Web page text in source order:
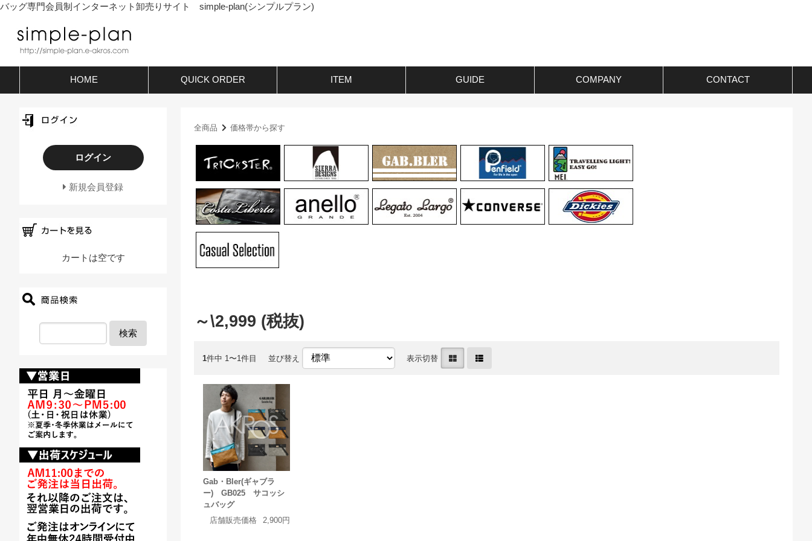
バッグ専門会員制インターネット卸売りサイト simple-plan(シンプルプラン)
HOME QUICK ORDER ITEM GUIDE COMPANY CONTACT
全商品 価格帯から探す
～\2,999 (税抜)
1件中 1〜1件目 並び替え 表示切替
Gab・Bler(ギャブラ
ー) GB025 サコッシ
ュバッグ
店舗販売価格
2,900円
ログイン
新規会員登録
カートは空です
検索